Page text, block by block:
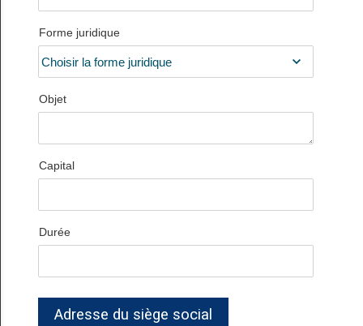
Forme juridique
Objet
Capital
Durée
Adresse du siège social